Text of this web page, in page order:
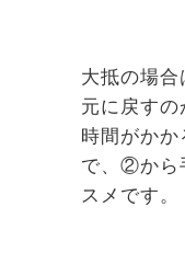
大抵の場合
元に戻す
時間がか
で、②から
スメです。